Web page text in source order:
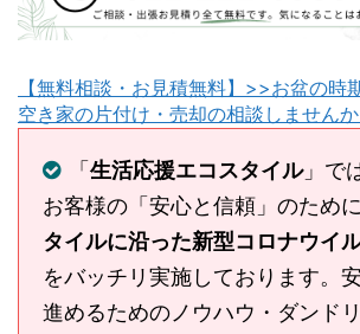
【無料相談・お見積無料】>>お盆の時
空き家の片付け・売却の相談しませんか
「 生活応援エコスタイル」で
お客様の「安心と信頼」のために
タイルに沿った新型コロナウイ
をバッチリ実施しております。
進めるためのノウハウ・ダンド